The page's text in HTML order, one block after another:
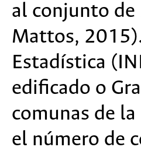
al conjunto de
Mattos,
Estadística
edificado o
comunas de
el número de